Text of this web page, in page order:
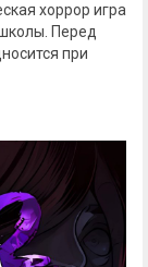
хоррор игра
Перед
при